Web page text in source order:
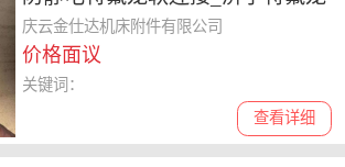
软连接厂家
庆云金仕达机床附件有限公司
价格面议
查看详细
关键词：